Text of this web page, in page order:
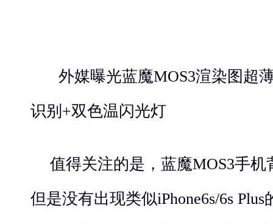
外媒曝光蓝魔MOS3渲染图超
识别+双色温闪光灯
值得关注的是，蓝魔MOS3手
但是没有出现类似iPhone6s/6s